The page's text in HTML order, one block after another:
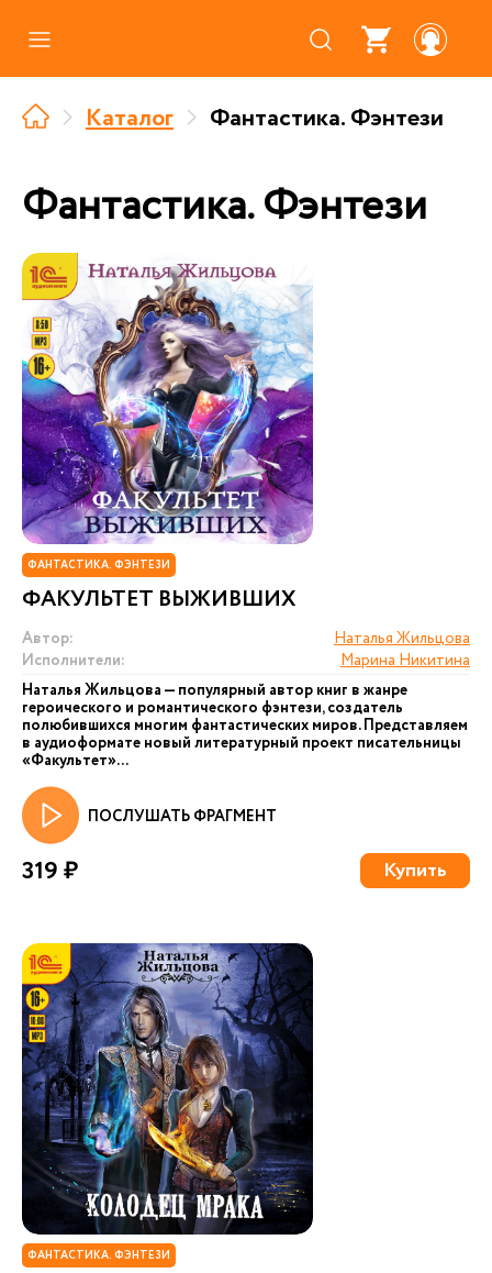
Где купить
Про аудиокниги
Партнерам
Каталог Фантастика. Фэнтези
Фантастика. Фэнтези
ФАНТАСТИКА. ФЭНТЕЗИ
ФАКУЛЬТЕТ ВЫЖИВШИХ
Автор:
Наталья Жильцова
Исполнители:
Марина Никитина
Наталья Жильцова — популярный автор книг в жанре
героического и романтического фэнтези, создатель
полюбившихся многим фантастических миров. Представляем
в аудиоформате новый литературный проект писательницы
«Факультет»...
ПОСЛУШАТЬ ФРАГМЕНТ
319 ₽ Купить
ФАНТАСТИКА. ФЭНТЕЗИ